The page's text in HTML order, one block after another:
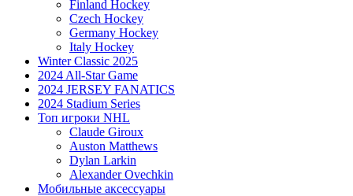
Finland Hockey
Czech Hockey
Germany Hockey
Italy Hockey
Winter Classic 2025
2024 All-Star Game
2024 JERSEY FANATICS
2024 Stadium Series
Топ игроки NHL
Claude Giroux
Auston Matthews
Dylan Larkin
Alexander Ovechkin
Мобильные аксессуары